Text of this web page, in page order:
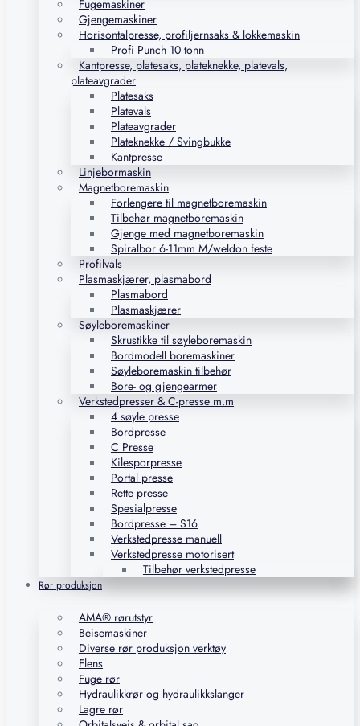
Fugemaskiner
Gjengemaskiner
Horisontalpresse, profiljernsaks & lokkemaskin
Profi Punch 10 tonn
Kantpresse, platesaks, plateknekke, platevals,
plateavgrader
Platesaks
Platevals
Plateavgrader
Plateknekke / Svingbukke
Kantpresse
Linjebormaskin
Magnetboremaskin
Forlengere til magnetboremaskin
Tilbehør magnetboremaskin
Gjenge med magnetboremaskin
Spiralbor 6-11mm M/weldon feste
Profilvals
Plasmaskjærer, plasmabord
Plasmabord
Plasmaskjærer
Søyleboremaskiner
Skrustikke til søyleboremaskin
Bordmodell boremaskiner
Søyleboremaskin tilbehør
Bore- og gjengearmer
Verkstedpresser & C-presse m.m
4 søyle presse
Bordpresse
C Presse
Kilesporpresse
Portal presse
Rette presse
Spesialpresse
Bordpresse – S16
Verkstedpresse manuell
Verkstedpresse motorisert
Tilbehør verkstedpresse
Rør produksjon
AMA® rørutstyr
Beisemaskiner
Diverse rør produksjon verktøy
Flens
Fuge rør
Hydraulikkrør og hydraulikkslanger
Lagre rør